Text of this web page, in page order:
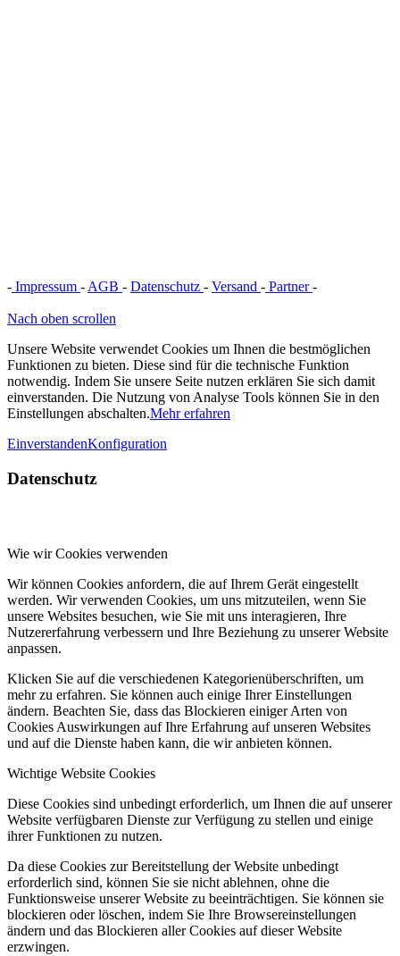
- Impressum - AGB - Datenschutz - Versand - Partner-
Nach oben scrollen
Unsere Website verwendet Cookies um Ihnen die bestmöglichen
Funktionen zu bieten. Diese sind für die technische Funktion
notwendig. Indem Sie unsere Seite nutzen erklären Sie sich damit
einverstanden. Die Nutzung von Analyse Tools können Sie in den
Einstellungen abschalten.Mehr erfahren
EinverstandenKonfiguration
Datenschutz
Wie wir Cookies verwenden
Wir können Cookies anfordern, die auf Ihrem Gerät eingestellt
werden. Wir verwenden Cookies, um uns mitzuteilen, wenn Sie
unsere Websites besuchen, wie Sie mit uns interagieren, Ihre
Nutzererfahrung verbessern und Ihre Beziehung zu unserer Website
anpassen.
Klicken Sie auf die verschiedenen Kategorienüberschriften, um
mehr zu erfahren. Sie können auch einige Ihrer Einstellungen
ändern. Beachten Sie, dass das Blockieren einiger Arten von
Cookies Auswirkungen auf Ihre Erfahrung auf unseren Websites
und auf die Dienste haben kann, die wir anbieten können.
Wichtige Website Cookies
Diese Cookies sind unbedingt erforderlich, um Ihnen die auf unserer
Website verfügbaren Dienste zur Verfügung zu stellen und einige
ihrer Funktionen zu nutzen.
Da diese Cookies zur Bereitstellung der Website unbedingt
erforderlich sind, können Sie sie nicht ablehnen, ohne die
Funktionsweise unserer Website zu beeinträchtigen. Sie können sie
blockieren oder löschen, indem Sie Ihre Browsereinstellungen
ändern und das Blockieren aller Cookies auf dieser Website
erzwingen.